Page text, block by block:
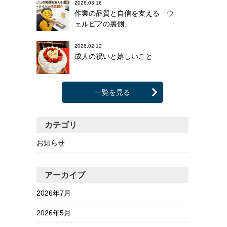
2026.03.16
作業の品質と自信を支える「ウ
ェルピアの裏側」
2026.02.12
成人の祝いと嬉しいこと
一覧を見る
カテゴリ
お知らせ
アーカイブ
2026年7月
2026年5月